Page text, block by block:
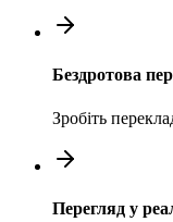
Бездротова
Зробіть
Перегляд у